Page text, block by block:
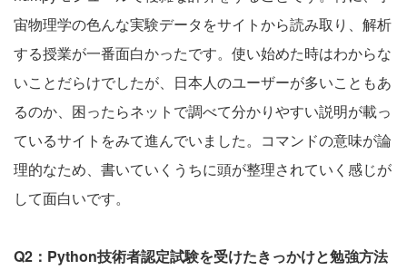
宙物理学の色んな実験データをサイトから読み取り、解析
する授業が一番面白かったです。使い始めた時はわからな
いことだらけでしたが、日本人のユーザーが多いこともあ
るのか、困ったらネットで調べて分かりやすい説明が載っ
ているサイトをみて進んでいました。コマンドの意味が論
理的なため、書いていくうちに頭が整理されていく感じが
して面白いです。
Q2：Python技術者認定試験を受けたきっかけと勉強方法